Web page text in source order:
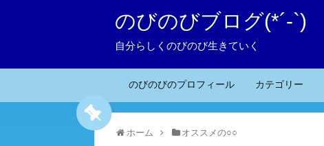
のびのびブログ(*´-`)
自分らしくのびのび生きていく
のびのびのプロフィール カテゴリー
ホーム オススメの○○